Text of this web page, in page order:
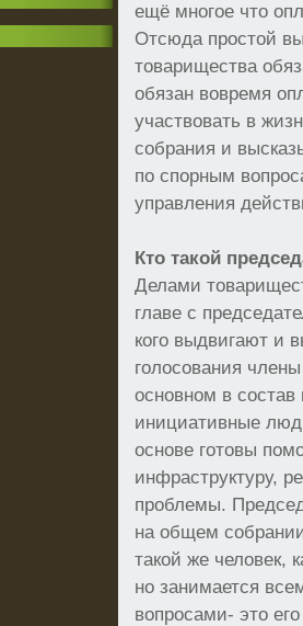
ещё многое что
Отсюда простой
товарищества
обязан вовремя
участвовать в
собрания и
по спорным
управления
Кто такой
Делами
главе с
кого выдвигают и
голосования
основном в состав
инициативные
основе готовы
инфраструктуру,
проблемы.
на общем
такой же человек,
но занимается
вопросами- это